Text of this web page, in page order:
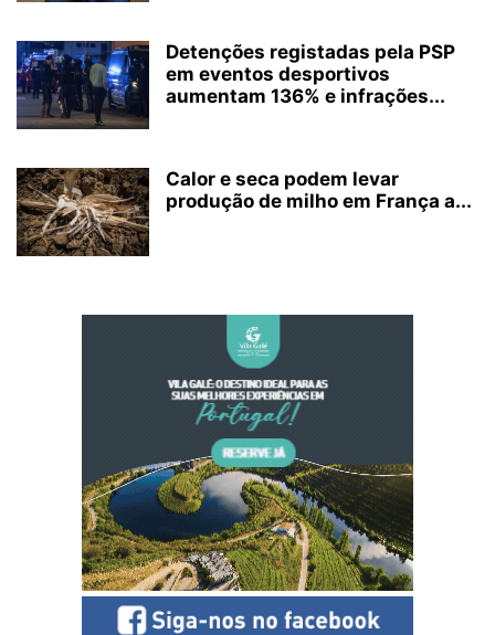
Detenções registadas pela PSP
em eventos desportivos
aumentam 136% e infrações...
Calor e seca podem levar
produção de milho em França a...